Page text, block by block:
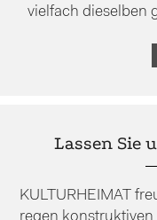
vielfach dieselben
Lassen Sie
KULTURHEIMAT
regen